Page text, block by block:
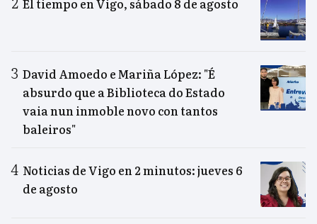
David Amoedo e Mariña López: "É
absurdo que a Biblioteca do Estado
vaia nun inmoble novo con tantos
baleiros"
Noticias de Vigo en 2 minutos: jueves 6
de agosto